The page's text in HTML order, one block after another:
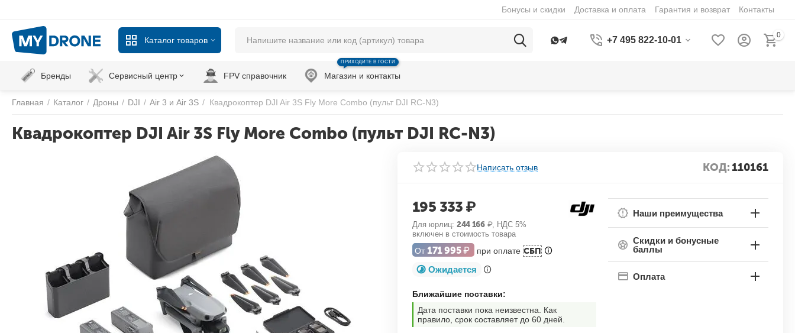
Бонусы и скидки Доставка и оплата Гарантия и возврат Контакты
Каталог товаров +7 495 822-10-01 0
Бренды Сервисный центр FPV справочник Магазин и контакты
ПРИХОДИТЕ В ГОСТИ
Главная / Каталог / Дроны / DJI / Air 3 и Air 3S / Квадрокоптер DJI Air 3S Fly More Combo (пульт DJI RC-N3)
Квадрокоптер DJI Air 3S Fly More Combo (пульт DJI RC-N3)
Написать отзыв КОД:110161
195 333 ₽
Для юрлиц: 244 166 ₽, НДС 5%
включен в стоимость товара
От 171 995 ₽ при оплате СБП
Ожидается
Ближайшие поставки:
Дата поставки пока неизвестна. Как
правило, срок составляет до 60 дней.
Наши преимущества
Скидки и бонусные
баллы
Оплата